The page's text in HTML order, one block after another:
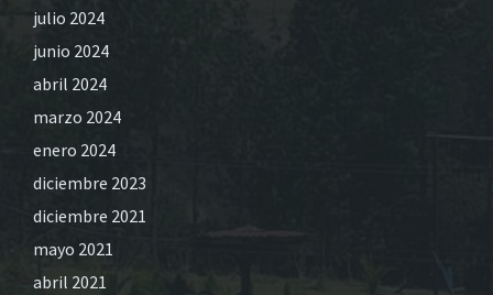
julio 2024
junio 2024
abril 2024
marzo 2024
enero 2024
diciembre 2023
diciembre 2021
mayo 2021
abril 2021